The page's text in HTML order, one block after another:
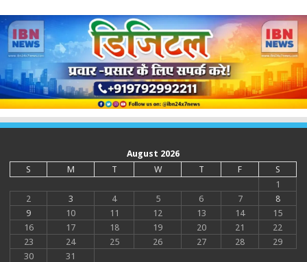
August 2026
S
M T W T F
S
1
2
3 4 5 6 7
8
9
10 11 12 13 14
15
16
17 18 19 20 21
22
23
24 25 26 27 28
29
30
31